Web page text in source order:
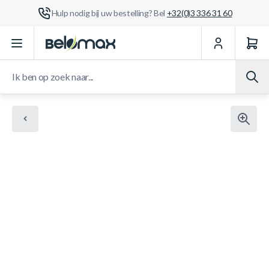
Hulp nodig bij uw bestelling? Bel +32(0)3 336 31 60
Ga naar de inhoud